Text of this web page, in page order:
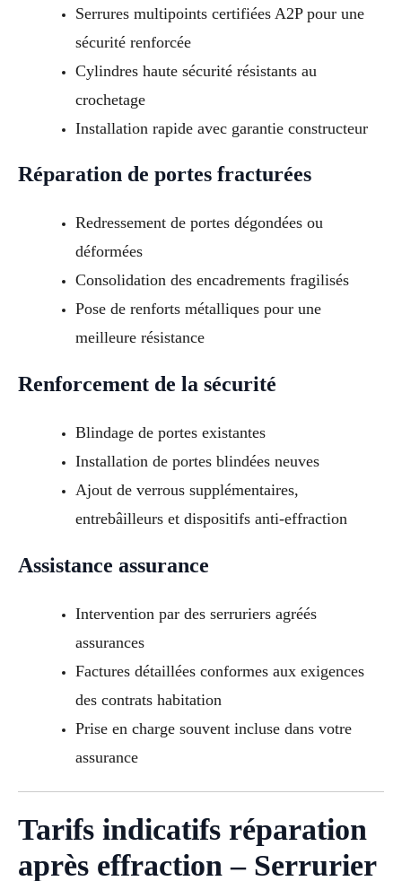
Serrures multipoints certifiées A2P pour une
sécurité renforcée
Cylindres haute sécurité résistants au
crochetage
Installation rapide avec garantie constructeur
Réparation de portes fracturées
Redressement de portes dégondées ou
déformées
Consolidation des encadrements fragilisés
Pose de renforts métalliques pour une
meilleure résistance
Renforcement de la sécurité
Blindage de portes existantes
Installation de portes blindées neuves
Ajout de verrous supplémentaires,
entrebâilleurs et dispositifs anti-effraction
Assistance assurance
Intervention par des serruriers agréés
assurances
Factures détaillées conformes aux exigences
des contrats habitation
Prise en charge souvent incluse dans votre
assurance
Tarifs indicatifs réparation
après effraction – Serrurier